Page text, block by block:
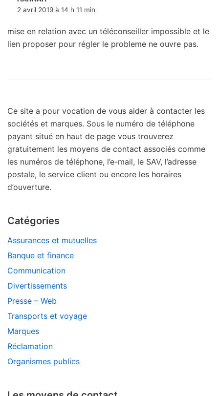
2 avril 2019 à 14 h 11 min
mise en relation avec un téléconseiller impossible et le
lien proposer pour régler le probleme ne ouvre pas.
Ce site a pour vocation de vous aider à contacter les
sociétés et marques. Sous le numéro de téléphone
payant situé en haut de page vous trouverez
gratuitement les moyens de contact associés comme
les numéros de téléphone, l’e-mail, le SAV, l’adresse
postale, le service client ou encore les horaires
d’ouverture.
Catégories
Assurances et mutuelles
Banque et finance
Communication
Divertissements
Presse – Web
Transports et voyage
Marques
Réclamation
Organismes publics